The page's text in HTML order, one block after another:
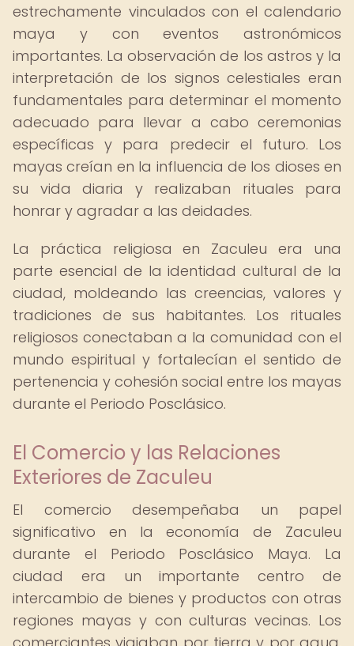
estrechamente vinculados con el calendario
maya y con eventos astronómicos
importantes. La observación de los astros y la
interpretación de los signos celestiales eran
fundamentales para determinar el momento
adecuado para llevar a cabo ceremonias
específicas y para predecir el futuro. Los
mayas creían en la influencia de los dioses en
su vida diaria y realizaban rituales para
honrar y agradar a las deidades.
La práctica religiosa en Zaculeu era una
parte esencial de la identidad cultural de la
ciudad, moldeando las creencias, valores y
tradiciones de sus habitantes. Los rituales
religiosos conectaban a la comunidad con el
mundo espiritual y fortalecían el sentido de
pertenencia y cohesión social entre los mayas
durante el Periodo Posclásico.
El Comercio y las Relaciones
Exteriores de Zaculeu
El comercio desempeñaba un papel
significativo en la economía de Zaculeu
durante el Periodo Posclásico Maya. La
ciudad era un importante centro de
intercambio de bienes y productos con otras
regiones mayas y con culturas vecinas. Los